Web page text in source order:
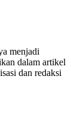
menjadi
dalam artikel
dan redaksi